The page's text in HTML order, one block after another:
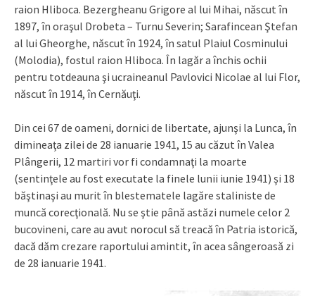
raion Hliboca. Bezergheanu Grigore al lui Mihai, născut în
1897, în oraşul Drobeta – Turnu Severin; Sarafincean Ştefan
al lui Gheorghe, născut în 1924, în satul Plaiul Cosminului
(Molodia), fostul raion Hliboca. În lagăr a închis ochii
pentru totdeauna şi ucraineanul Pavlovici Nicolae al lui Flor,
născut în 1914, în Cernăuţi.
Din cei 67 de oameni, dornici de libertate, ajunşi la Lunca, în
dimineaţa zilei de 28 ianuarie 1941, 15 au căzut în Valea
Plângerii, 12 martiri vor fi condamnaţi la moarte
(sentinţele au fost executate la finele lunii iunie 1941) şi 18
băştinaşi au murit în blestematele lagăre staliniste de
muncă corecţională. Nu se ştie până astăzi numele celor 2
bucovineni, care au avut norocul să treacă în Patria istorică,
dacă dăm crezare raportului amintit, în acea sângeroasă zi
de 28 ianuarie 1941.